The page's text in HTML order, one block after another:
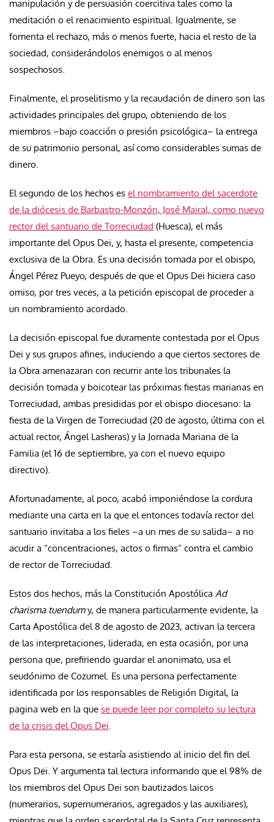
manipulación y de persuasión coercitiva tales como la
meditación o el renacimiento espiritual. Igualmente, se
fomenta el rechazo, más o menos fuerte, hacia el resto de la
sociedad, considerándolos enemigos o al menos
sospechosos.
Finalmente, el proselitismo y la recaudación de dinero son las
actividades principales del grupo, obteniendo de los
miembros –bajo coacción o presión psicológica– la entrega
de su patrimonio personal, así como considerables sumas de
dinero.
El segundo de los hechos es el nombramiento del sacerdote
de la diócesis de Barbastro-Monzón, José Mairal, como nuevo
rector del santuario de Torreciudad (Huesca), el más
importante del Opus Dei, y, hasta el presente, competencia
exclusiva de la Obra. Es una decisión tomada por el obispo,
Ángel Pérez Pueyo, después de que el Opus Dei hiciera caso
omiso, por tres veces, a la petición episcopal de proceder a
un nombramiento acordado
La decisión episcopal fue duramente contestada por el Opus
Dei y sus grupos afines, induciendo a que ciertos sectores de
la Obra amenazaran con recurrir ante los tribunales la
decisión tomada y boicotear las próximas fiestas marianas en
Torreciudad, ambas presididas por el obispo diocesano: la
fiesta de la Virgen de Torreciudad (20 de agosto, última con el
actual rector, Ángel Lasheras) y la Jornada Mariana de la
Familia (el 16 de septiembre, ya con el nuevo equipo
directivo).
Afortunadamente, al poco, acabó imponiéndose la cordura
mediante una carta en la que el entonces todavía rector del
santuario invitaba a los fieles –a un mes de su salida– a no
acudir a “concentraciones, actos o firmas” contra el cambio
de rector de Torreciudad.
Estos dos hechos, más la Constitución Apostólica Ad
charisma tuendumy, de manera particularmente evidente, la
Carta Apostólica del 8 de agosto de 2023, activan la tercera
de las interpretaciones, liderada, en esta ocasión, poruna
persona que, prefiriendo guardar el anonimato, usa el
seudónimo de Cozumel. Es una persona perfectamente
identificada por los responsables de Religión Digital, la
pagina web en la que se puede leer por completo su lectura
de la crisis del Opus Dei
Para esta persona, se estaría asistiendo al inicio del fin del
Opus Dei. Y argumenta tal lectura informando que el 98% de
los miembros del Opus Dei son bautizados laicos
(numerarios, supernumerarios, agregados y las auxiliares),